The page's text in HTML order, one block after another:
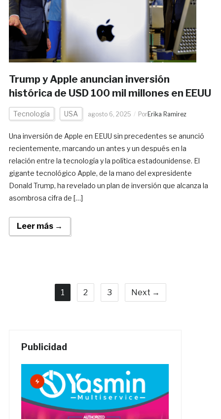
Trump y Apple anuncian inversión
histórica de USD 100 mil millones en EEUU
Tecnología USA agosto 6, 2025 Por Erika Ramirez
Una inversión de Apple en EEUU sin precedentes se anunció
recientemente, marcando un antes y un después en la
relación entre la tecnología y la política estadounidense. El
gigante tecnológico Apple, de la mano del expresidente
Donald Trump, ha revelado un plan de inversión que alcanza la
asombrosa cifra de […]
Leer más →
1 2 3 Next →
Publicidad